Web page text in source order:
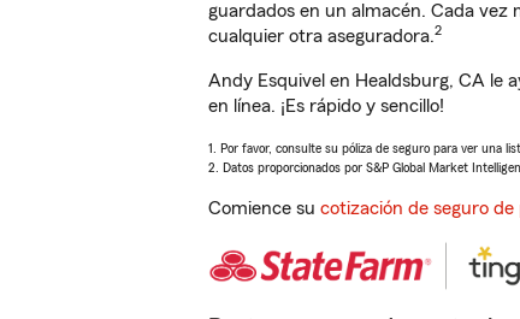
guardados en un almacén. Cada vez
cualquier otra aseguradora.2
Andy Esquivel en Healdsburg, CA le
en línea. ¡Es rápido y sencillo!
1. Por favor, consulte su póliza de seguro para ver una
2. Datos proporcionados por S&P Global Market
Comience su cotización de seguro